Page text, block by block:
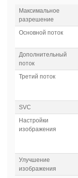
Максимальное
разрешение
Основной поток
Дополнительный
поток
Третий поток
SVC
Настройки
изображения
Улучшение
изображения